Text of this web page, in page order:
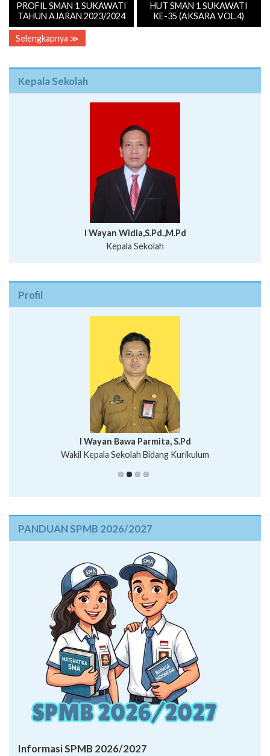
PROFIL SMAN 1 SUKAWATI
TAHUN AJARAN 2023/2024
HUT SMAN 1 SUKAWATI
KE-35 (AKSARA VOL.4)
Selengkapnya ≫
Kepala Sekolah
I Wayan Widia,S.Pd.,M.Pd
Kepala Sekolah
Profil
Putu Suhartana, S.Pd.
I Wayan Bawa Parmita, S.Pd
Wakil Kepala Sekolah Bidang Kurikulum
I Wayan Gede Aditya Pratita, S.Pd., M.Sn
Ni Wayan Nopi Sutantri, S.Pd.
PANDUAN SPMB 2026/2027
Informasi SPMB 2026/2027